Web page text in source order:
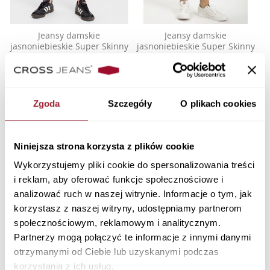
Zgoda Szczegóły O plikach cookies
Niniejsza strona korzysta z plików cookie
Wykorzystujemy pliki cookie do spersonalizowania treści
i reklam, aby oferować funkcje społecznościowe i
analizować ruch w naszej witrynie. Informacje o tym, jak
korzystasz z naszej witryny, udostępniamy partnerom
społecznościowym, reklamowym i analitycznym.
Partnerzy mogą połączyć te informacje z innymi danymi
otrzymanymi od Ciebie lub uzyskanymi podczas
korzystania z ich usług.
Jeansy damskie
jasnoniebieskie Super Skinny
289,90 PLN
Jeansy damskie
jasnoniebieskie Super Skinny
279,90 PLN
Jeansy damskie granatowe